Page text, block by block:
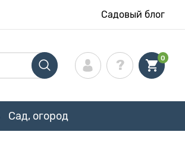
Садовый блог
0
Сад, огород